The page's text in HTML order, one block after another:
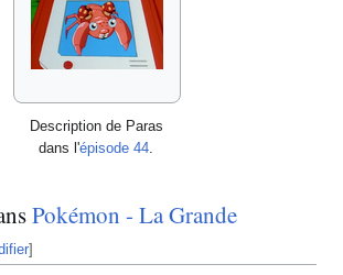
Description de Paras
dans l'épisode 44
Pokémon - La Grande
]